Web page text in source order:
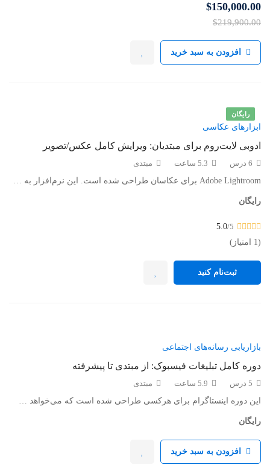
$150,000.00
$219,900.00
افزودن به سبد خرید
رایگان
ابزارهای عکاسی
ادوبی لایت‌روم برای مبتدیان: ویرایش کامل عکس/تصویر
6 درس 5.3 ساعت
مبتدی
Adobe Lightroom برای عکاسان طراحی شده است. این نرم‌افزار به …
رایگان
5.0/5
(1 امتیاز)
ثبت‌نام کنید
بازاریابی رسانه‌های اجتماعی
دوره کامل تبلیغات فیسبوک: از مبتدی تا پیشرفته
5 درس 5.9 ساعت
مبتدی
این دوره اینستاگرام برای هرکسی طراحی شده است که می‌خواهد …
رایگان
افزودن به سبد خرید